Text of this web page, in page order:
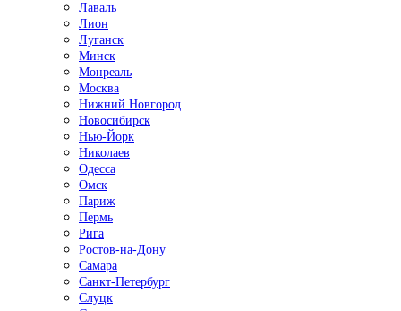
Лаваль
Лион
Луганск
Минск
Монреаль
Москва
Нижний Новгород
Новосибирск
Нью-Йорк
Николаев
Одесса
Омск
Париж
Пермь
Рига
Ростов-на-Дону
Самара
Санкт-Петербург
Слуцк